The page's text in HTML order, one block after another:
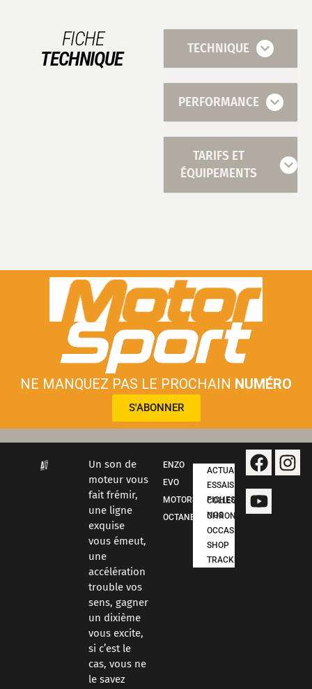
FICHE
TECHNIQUE
TECHNIQUE
PERFORMANCE
TARIFS ET
ÉQUIPEMENTS
NE MANQUEZ PAS LE PROCHAIN NUMÉRO
S'ABONNER
Un son de
moteur vous
fait frémir,
une ligne
exquise
vous émeut,
une
accélération
trouble vos
sens, gagner
un dixième
vous excite,
si c’est le
cas, vous ne
le savez
ENZO
EVO
MOTORSPORT
OCTANE
ACTUALITÉS
ESSAIS
FICHES COLLECTION
NOS CHRONOS
OCCASIONS
SHOP
TRACKDAYS